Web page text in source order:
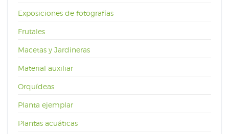
Exposiciones de fotografías
Frutales
Macetas y Jardineras
Material auxiliar
Orquídeas
Planta ejemplar
Plantas acuáticas